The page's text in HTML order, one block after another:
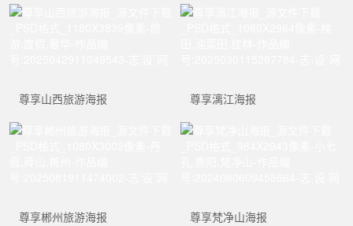
尊享山西旅游海报 尊享漓江海报
尊享郴州旅游海报 尊享梵净山海报